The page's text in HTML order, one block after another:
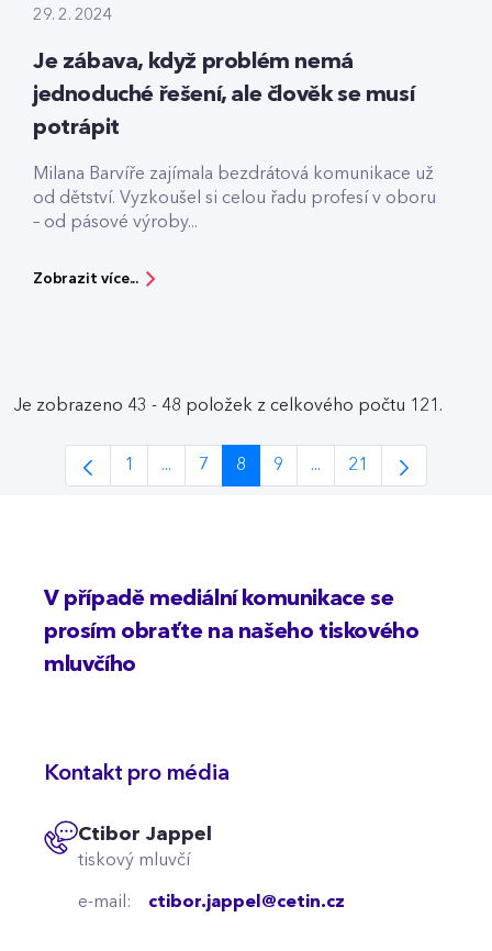
29. 2. 2024
Je zábava, když problém nemá
jednoduché řešení, ale člověk se musí
potrápit
Milana Barvíře zajímala bezdrátová komunikace už
od dětství. Vyzkoušel si celou řadu profesí v oboru
– od pásové výroby...
Zobrazit více...
Je zobrazeno 43 - 48 položek z celkového počtu 121.
Stránka
1 ...
Intermediate Pages Use TAB to navigate.
Stránka
7
Stránka
8
Stránka
9 ...
Intermediate Pages
Stránka
21
V případě mediální komunikace se
prosím obraťte na našeho tiskového
mluvčího
Kontakt pro média
Ctibor Jappel
tiskový mluvčí
e-mail: ctibor.jappel@cetin.cz